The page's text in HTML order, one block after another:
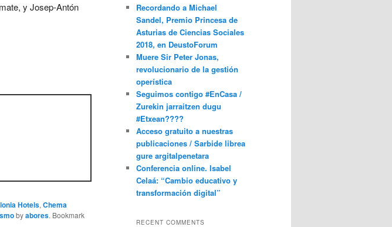
y Josep-Antón
Hotels, Chema
byabores. Bookmark
Recordando a Michael
Sandel, Premio Princesa de
Asturias de Ciencias Sociales
2018, en DeustoForum
Muere Sir Peter Jonas,
revolucionario de la gestión
operística
Seguimos contigo #EnCasa /
Zurekin jarraitzen dugu
#Etxean????
Acceso gratuito a nuestras
publicaciones / Sarbide librea
gure argitalpenetara
Conferencia online. Isabel
Celaá: “Cambio educativo y
transformación digital”
RECENT COMMENTS